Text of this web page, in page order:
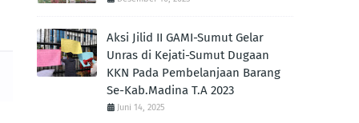
Aksi Jilid II GAMI-Sumut Gelar
Unras di Kejati-Sumut Dugaan
KKN Pada Pembelanjaan Barang
Se-Kab.Madina T.A 2023
Juni 14, 2025